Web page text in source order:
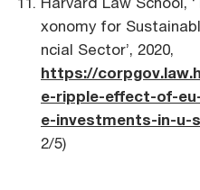
xonomy for
ncial Sector’, 2020,
https://
e-ripple-effect-of-
e-investments-in-u-
2/5)